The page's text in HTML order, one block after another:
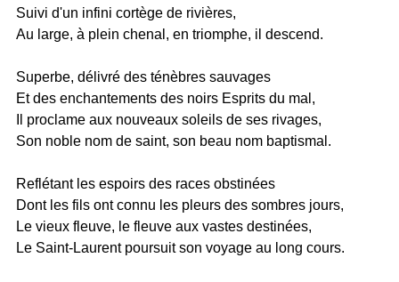
Suivi d'un infini cortège de rivières,
Au large, à plein chenal, en triomphe, il descend.
Superbe, délivré des ténèbres sauvages
Et des enchantements des noirs Esprits du mal,
Il proclame aux nouveaux soleils de ses rivages,
Son noble nom de saint, son beau nom baptismal.
Reflétant les espoirs des races obstinées
Dont les fils ont connu les pleurs des sombres jours,
Le vieux fleuve, le fleuve aux vastes destinées,
Le Saint-Laurent poursuit son voyage au long cours.